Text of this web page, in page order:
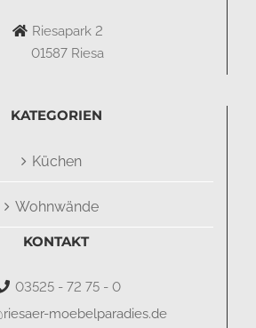
Riesapark 2
01587 Riesa
KATEGORIEN
Küchen
Wohnwände
KONTAKT
03525 - 72 75 - 0
moebelparadies.de